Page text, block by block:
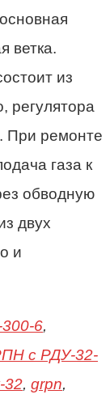
ветка.
из
регулятора
При ремонте
газа к
обводную
двух
и
300-6,
с РДУ-32-
32, grpn,